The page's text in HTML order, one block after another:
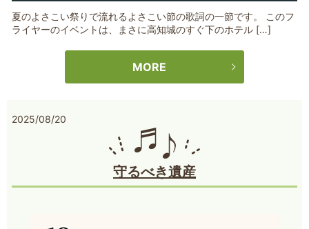
夏のよさこい祭りで流れるよさこい節の歌詞の一節です。 このフ
ライヤーのイベントは、まさに高知城のすぐ下のホテル […]
MORE
2025/08/20
守るべき遺産